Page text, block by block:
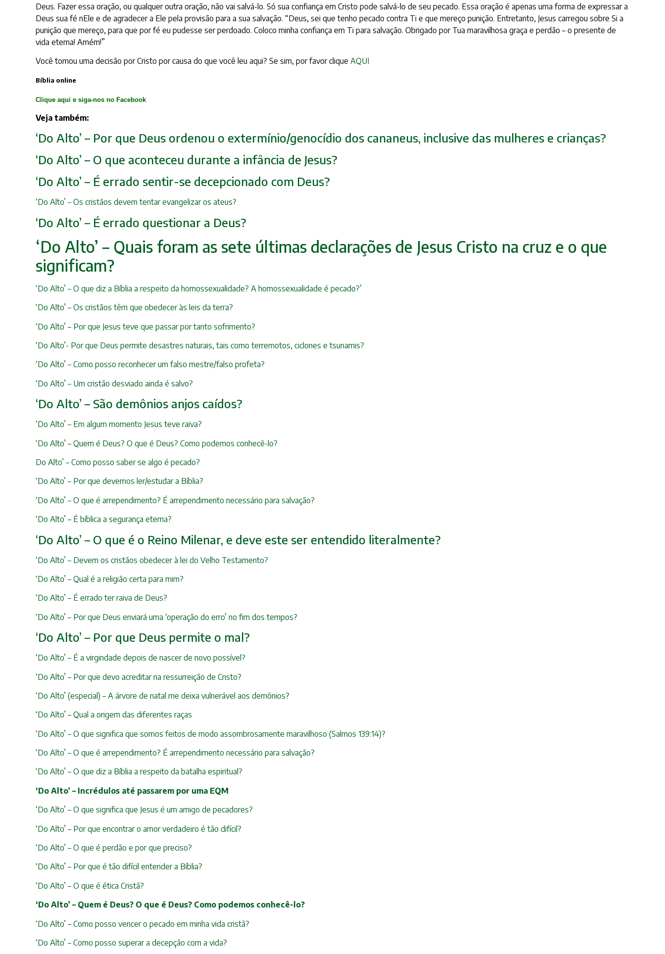
Deus. Fazer essa oração, ou qualquer outra oração, não vai salvá-lo. Só sua confiança em Cristo pode salvá-lo de seu pecado. Essa oração é apenas uma forma de expressar a
Deus sua fé nEle e de agradecer a Ele pela provisão para a sua salvação. “Deus, sei que tenho pecado contra Ti e que mereço punição. Entretanto, Jesus carregou sobre Si a
punição que mereço, para que por fé eu pudesse ser perdoado. Coloco minha confiança em Ti para salvação. Obrigado por Tua maravilhosa graça e perdão – o presente de
vida eterna! Amém!”
Você tomou uma decisão por Cristo por causa do que você leu aqui? Se sim, por favor clique AQUI
Bíblia online
Clique aqui e siga-nos no Facebook
Veja também:
‘Do Alto’ – Por que Deus ordenou o extermínio/genocídio dos cananeus, inclusive das mulheres e crianças?
‘Do Alto’ – O que aconteceu durante a infância de Jesus?
‘Do Alto’ – É errado sentir-se decepcionado com Deus?
‘Do Alto’ – Os cristãos devem tentar evangelizar os ateus?
‘Do Alto’ – É errado questionar a Deus?
‘Do Alto’ – Quais foram as sete últimas declarações de Jesus Cristo na cruz e o que
significam?
‘Do Alto’ – O que diz a Bíblia a respeito da homossexualidade? A homossexualidade é pecado?’
‘Do Alto’ – Os cristãos têm que obedecer às leis da terra?
‘Do Alto’ – Por que Jesus teve que passar por tanto sofrimento?
‘Do Alto’- Por que Deus permite desastres naturais, tais como terremotos, ciclones e tsunamis?
‘Do Alto’ – Como posso reconhecer um falso mestre/falso profeta?
‘Do Alto’ – Um cristão desviado ainda é salvo?
‘Do Alto’ – São demônios anjos caídos?
‘Do Alto’ – Em algum momento Jesus teve raiva?
‘Do Alto’ – Quem é Deus? O que é Deus? Como podemos conhecê-lo?
Do Alto’ – Como posso saber se algo é pecado?
‘Do Alto’ – Por que devemos ler/estudar a Bíblia?
‘Do Alto’ – O que é arrependimento? É arrependimento necessário para salvação?
‘Do Alto’ – É bíblica a segurança eterna?
‘Do Alto’ – O que é o Reino Milenar, e deve este ser entendido literalmente?
‘Do Alto’ – Devem os cristãos obedecer à lei do Velho Testamento?
‘Do Alto’ – Qual é a religião certa para mim?
‘Do Alto’ – É errado ter raiva de Deus?
‘Do Alto’ – Por que Deus enviará uma ‘operação do erro’ no fim dos tempos?
‘Do Alto’ – Por que Deus permite o mal?
‘Do Alto’ – É a virgindade depois de nascer de novo possível?
‘Do Alto’ – Por que devo acreditar na ressurreição de Cristo?
‘Do Alto’ (especial) – A árvore de natal me deixa vulnerável aos demônios?
‘Do Alto’ – Qual a origem das diferentes raças
‘Do Alto’ – O que significa que somos feitos de modo assombrosamente maravilhoso (Salmos 139:14)?
‘Do Alto’ – O que é arrependimento? É arrependimento necessário para salvação?
‘Do Alto’ – O que diz a Bíblia a respeito da batalha espiritual?
‘Do Alto’ – Incrédulos até passarem por uma EQM
‘Do Alto’ – O que significa que Jesus é um amigo de pecadores?
‘Do Alto’ – Por que encontrar o amor verdadeiro é tão difícil?
‘Do Alto’ – O que é perdão e por que preciso?
‘Do Alto’ – Por que é tão difícil entender a Bíblia?
‘Do Alto’ – O que é ética Cristã?
‘Do Alto’ – Quem é Deus? O que é Deus? Como podemos conhecê-lo?
‘Do Alto’ – Como posso vencer o pecado em minha vida cristã?
‘Do Alto’ – Como posso superar a decepção com a vida?